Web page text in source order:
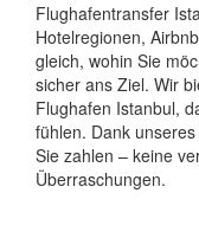
Flughafentransfer
Hotelregionen,
gleich, wohin Sie
sicher ans Ziel. Wir
Flughafen Istanbul,
fühlen. Dank
Sie zahlen – keine
Überraschungen.